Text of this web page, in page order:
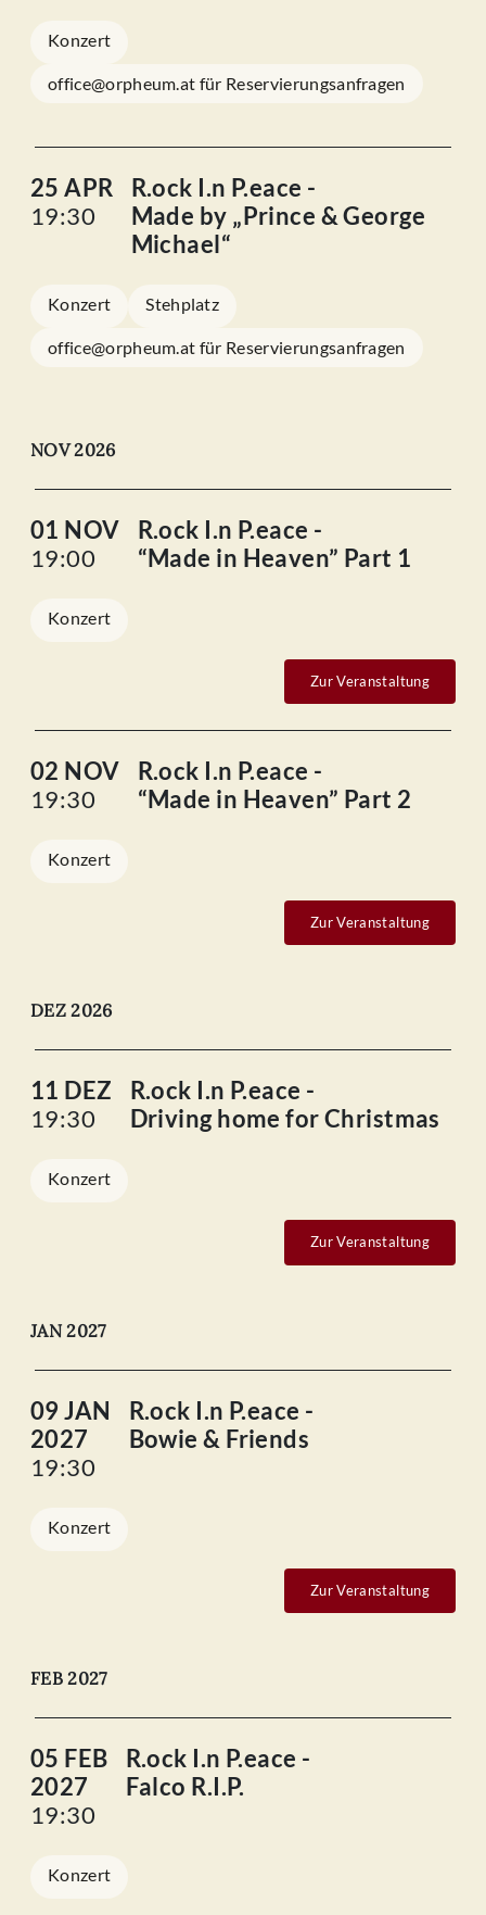
Konzert
office@orpheum.at für Reservierungsanfragen
25 APR
19:30
R.ock I.n P.eace -
Made by „Prince & George
Michael“
Konzert Stehplatz
office@orpheum.at für Reservierungsanfragen
NOV 2026
01 NOV
19:00
R.ock I.n P.eace -
“Made in Heaven” Part 1
Konzert
Zur Veranstaltung
02 NOV
19:30
R.ock I.n P.eace -
“Made in Heaven” Part 2
Konzert
Zur Veranstaltung
DEZ 2026
11 DEZ
19:30
R.ock I.n P.eace -
Driving home for Christmas
Konzert
Zur Veranstaltung
JAN 2027
09 JAN
2027
19:30
R.ock I.n P.eace -
Bowie & Friends
Konzert
Zur Veranstaltung
FEB 2027
05 FEB
2027
19:30
R.ock I.n P.eace -
Falco R.I.P.
Konzert